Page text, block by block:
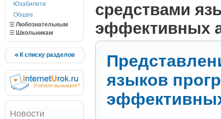
Юзабилити
Общее
Любознательным
Школьникам
К списку разделов
Новости
средствами
эффективных
языков